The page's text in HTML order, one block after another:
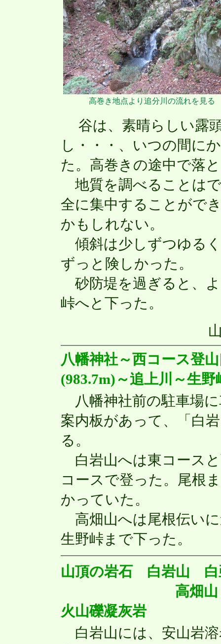
高巻き地点より追分川の流れを見る
谷は、素晴らしい露
し・・・、いつの間に
た。高巻きの途中で落
地質を調べることは
全に集中することがで
かもしれない。
傾斜は少しずつゆる
ずっと険しかった。
砂防堤を過ぎると、
峠へと下った。
八幡神社～西コース登
(983.7m)～追上川～生
八幡神社前の駐車場
案内板があって、「白
る。
白岩山へは東コース
コースで登った。尾根
かっていた。
高畑山へは尾根伝い
生野峠まで下った。
山頂の岩石 白岩山
高畑山 白亜
火山礫凝灰岩
白岩山には、安山岩